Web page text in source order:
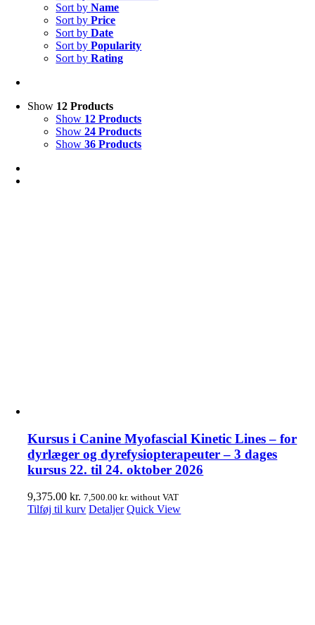
Sort byName
Sort byPrice
Sort byDate
Sort byPopularity
Sort byRating
Show 12 Products
Show 12 Products
Show24 Products
Show36 Products
Kursus i Canine Myofascial Kinetic Lines – for
dyrlæger og dyrefysiopterapeuter – 3 dages
kursus 22. til 24. oktober 2026
9,375.00kr. 7,500.00kr. without VAT
Tilføj til kurv Detaljer Quick View